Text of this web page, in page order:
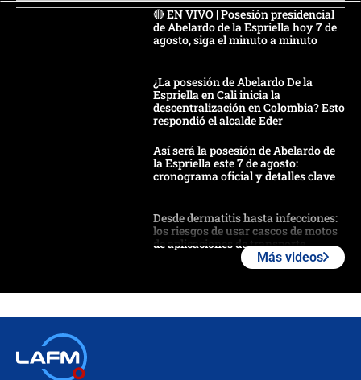
🔴 EN VIVO | Posesión presidencial
de Abelardo de la Espriella hoy 7 de
agosto, siga el minuto a minuto
¿La posesión de Abelardo De la
Espriella en Cali inicia la
descentralización en Colombia? Esto
respondió el alcalde Eder
Así será la posesión de Abelardo de
la Espriella este 7 de agosto:
cronograma oficial y detalles clave
Desde dermatitis hasta infecciones:
los riesgos de usar cascos de motos
de aplicaciones de transporte
Más videos